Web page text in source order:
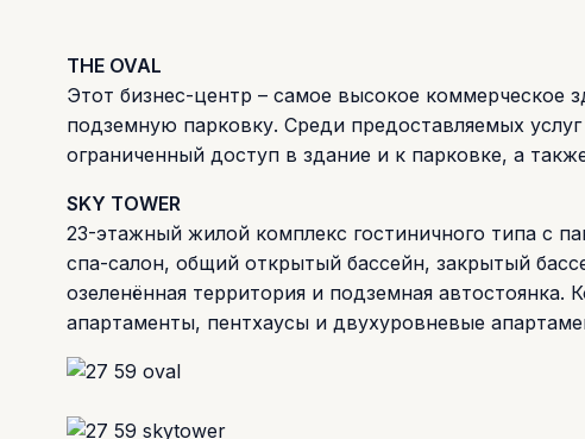
THE OVAL
Этот бизнес-центр – самое высокое
подземную парковку. Среди предоставляемых
ограниченный доступ в здание и к парковке, а
SKY TOWER
23-этажный жилой комплекс гостиничного типа с
спа-салон, общий открытый бассейн, закрытый
озеленённая территория и подземная
апартаменты, пентхаусы и двухуровневые